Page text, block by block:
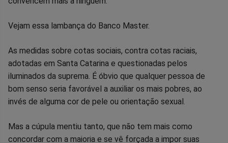
Vejam essa lambança do Banco Master.
As medidas sobre cotas sociais, contra cotas raciais,
adotadas em Santa Catarina e questionadas pelos
iluminados da suprema. É óbvio que qualquer pessoa de
bom senso seria favorável a auxiliar os mais pobres, ao
invés de alguma cor de pele ou orientação sexual.
Mas a cúpula mentiu tanto, que não tem mais como
concordar com a maioria e se vê forçada a impor suas